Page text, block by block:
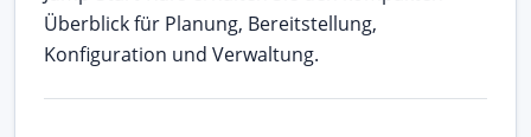
Überblick für Planung, Bereitstellung,
Konfiguration und Verwaltung.